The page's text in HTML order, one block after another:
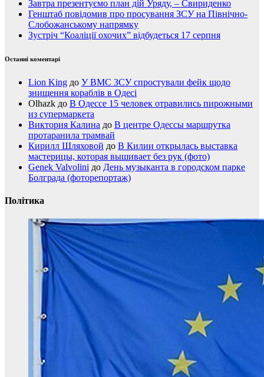
Завтра презентуємо план дій Уряду, – Свириденко
Генштаб повідомив про просування ЗСУ на Північно-
Слобожанському напрямку
Зустріч “Коаліції охочих” відбудеться 17 серпня
Останні коментарі
Lion King до У ВМС ЗСУ спростували фейк щодо
знищення кораблів в Одесі
Olhazk до В Одессе 15 человек отравились пирожными
из супермаркета
Виктория Калина до В центре Одессы маршрутка
протаранила трамвай
Кирилл Шляховой до В Килии открылась выставка
мастерицы, которая вышивает без рук (фото)
Genek Valvolini до День музыканта в городском парке
Болграда (фоторепортаж)
Політика